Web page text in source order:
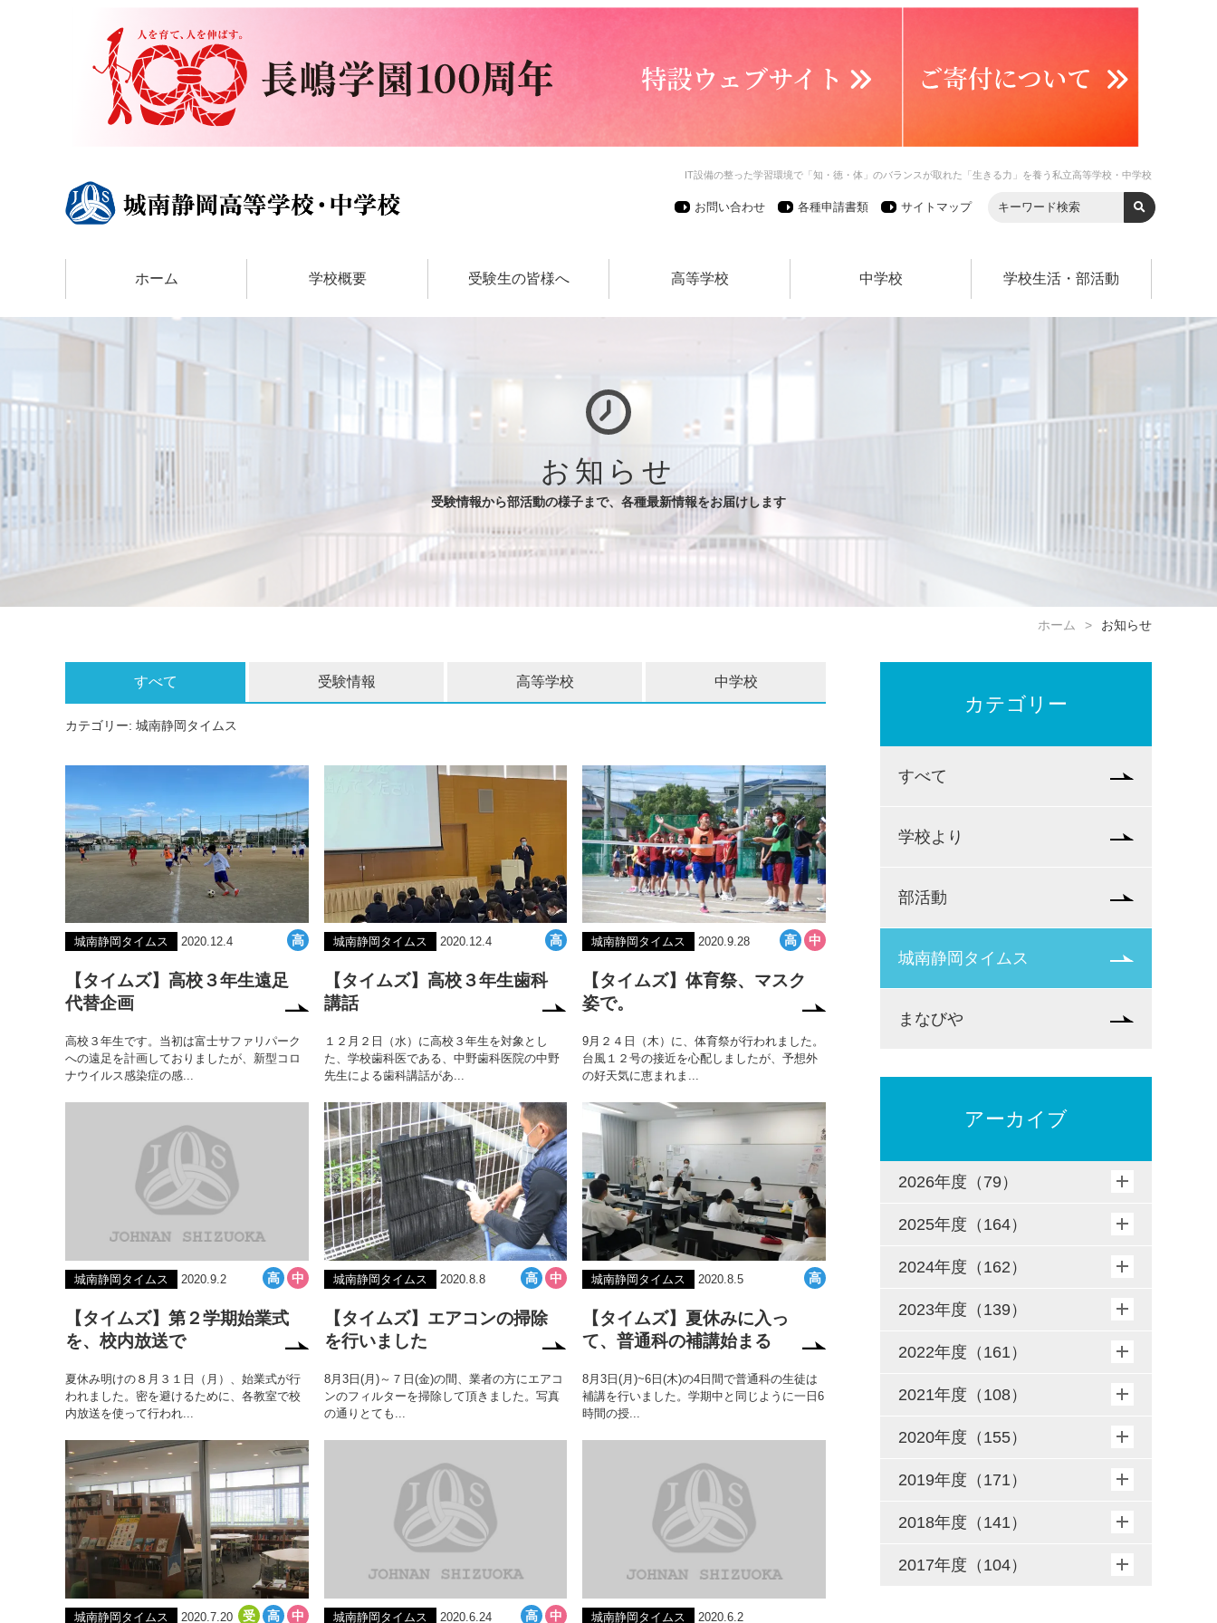
IT設備の整った学習環境で「知・徳・体」のバランスが取れた「生きる力」を養う私立高等学校・中学校
お問い合わせ 各種申請書類 サイトマップ
ホーム 学校概要 受験生の皆様へ 高等学校 中学校 学校生活・部活動
お知らせ
受験情報から部活動の様子まで、各種最新情報をお届けします
ホーム お知らせ
すべて 受験情報 高等学校 中学校
カテゴリー: 城南静岡タイムス
城南静岡タイムス 2020.12.4
【タイムズ】高校３年生遠足
代替企画
高校３年生です。当初は富士サファリパーク
への遠足を計画しておりましたが、新型コロ
ナウイルス感染症の感...
城南静岡タイムス 2020.12.4
【タイムズ】高校３年生歯科
講話
１２月２日（水）に高校３年生を対象とし
た、学校歯科医である、中野歯科医院の中野
先生による歯科講話があ...
城南静岡タイムス 2020.9.28
【タイムズ】体育祭、マスク
姿で。
9月２４日（木）に、体育祭が行われました。
台風１２号の接近を心配しましたが、予想外
の好天気に恵まれま...
城南静岡タイムス 2020.9.2
【タイムズ】第２学期始業式
を、校内放送で
夏休み明けの８月３１日（月）、始業式が行
われました。密を避けるために、各教室で校
内放送を使って行われ...
城南静岡タイムス 2020.8.8
【タイムズ】エアコンの掃除
を行いました
8月3日(月)～７日(金)の間、業者の方にエアコ
ンのフィルターを掃除して頂きました。写真
の通りとても...
城南静岡タイムス 2020.8.5
【タイムズ】夏休みに入っ
て、普通科の補講始まる
8月3日(月)~6日(木)の4日間で普通科の生徒は
補講を行いました。学期中と同じように一日6
時間の授...
城南静岡タイムス 2020.7.20 城南静岡タイムス 2020.6.24 城南静岡タイムス 2020.6.2
カテゴリー
すべて
学校より
部活動
城南静岡タイムス
まなびや
アーカイブ
2026年度（79）
2025年度（164）
2024年度（162）
2023年度（139）
2022年度（161）
2021年度（108）
2020年度（155）
2019年度（171）
2018年度（141）
2017年度（104）